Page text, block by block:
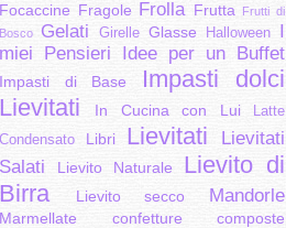
Focaccine Fragole Frolla Frutta
Frutti di
Bosco
Gelati Girelle Glasse Halloween
I
miei Pensieri
Idee per un Buffet
Impasti di Base
Impasti dolci
Lievitati
In Cucina con Lui
Latte
Condensato
Libri Lievitati
Lievitati
Salati
Lievito Naturale
Lievito di
Birra
Lievito secco Mandorle
Marmellate confetture composte